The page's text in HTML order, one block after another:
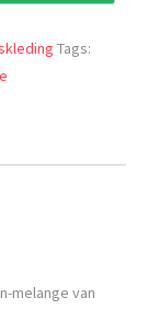
Tags:
melange van